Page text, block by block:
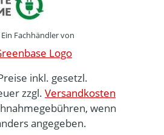
Ein Fachhändler von
inkl. gesetzl.
zzgl. Versandkosten
wenn
angegeben.